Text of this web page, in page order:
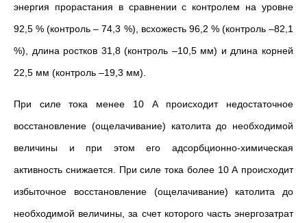
энергия прорастания в сравнении с контролем на уровне
92,5 % (контроль–74,3 %), всхожесть 96,2 % (контроль–82,1
%), длина ростков 31,8 (контроль –10,5 мм) и длина корней
22,5 мм (контроль –19,3 мм).
При силе тока менее 10 А происходит недостаточное
восстановление (ощелачивание) католита до необходимой
величины и при этом его адсорбционно-химическая
активность снижается. При силе тока более 10 А происходит
избыточное восстановление (ощелачивание) католита до
необходимой величины, за счет которого часть энергозатрат